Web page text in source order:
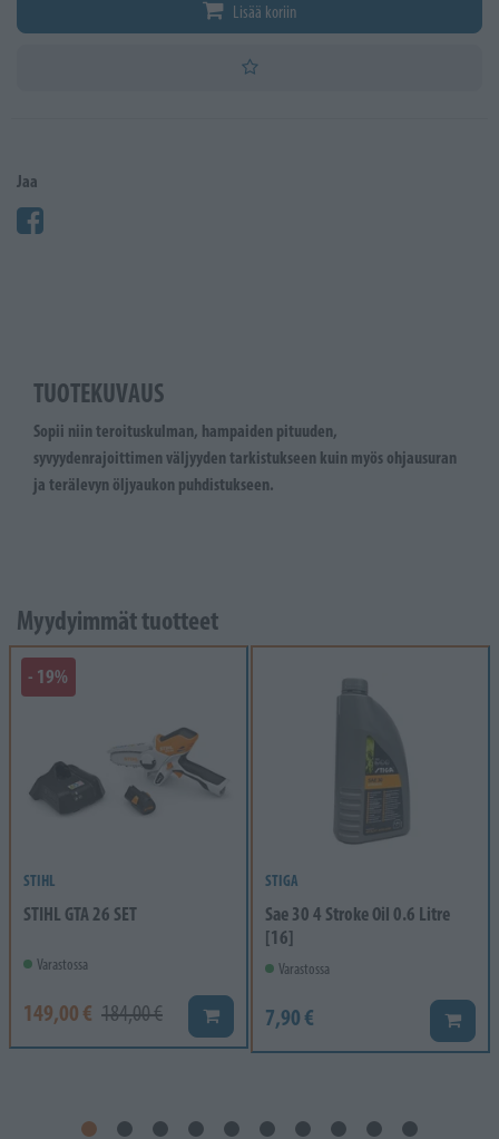
Lisää koriin
Jaa
TUOTEKUVAUS
Sopii niin teroituskulman, hampaiden pituuden,
syvyydenrajoittimen väljyyden tarkistukseen kuin myös ohjausuran
ja terälevyn öljyaukon puhdistukseen.
Myydyimmät tuotteet
- 19%
STIHL
STIHL GTA 26 SET
Varastossa
149,00 € 184,00 € Lisää koriin
STIGA
Sae 30 4 Stroke Oil 0.6 Litre
[16]
Varastossa
7,90 € Lisää